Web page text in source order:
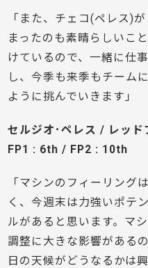
「また、チェコ(ペレス)
まったのも素晴らしいこ
けているので、一緒に仕
し、今季も来季もチーム
ように挑んでいきます」
セルジオ･ペレス / レッド
FP1 : 6th / FP2 : 10th
「マシンのフィーリング
く、今週末は力強いポテ
ルがあると思います。マ
調整に大きな影響がある
日の天候がどうなるかは